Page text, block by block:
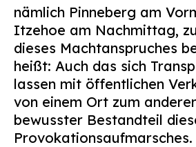
nämlich Pinneberg am
Itzehoe am Nachmittag,
dieses Machtanspruches
heißt: Auch das sich
lassen mit öffentlichen
von einem Ort zum
bewusster Bestandteil
Provokationsaufmarsches.